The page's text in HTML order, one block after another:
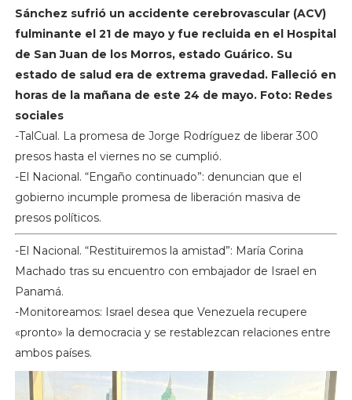
Sánchez sufrió un accidente cerebrovascular (ACV)
fulminante el 21 de mayo y fue recluida en el Hospital
de San Juan de los Morros, estado Guárico. Su
estado de salud era de extrema gravedad. Falleció en
horas de la mañana de este 24 de mayo. Foto: Redes
sociales
-TalCual. La promesa de Jorge Rodríguez de liberar 300
presos hasta el viernes no se cumplió.
-El Nacional. “Engaño continuado”: denuncian que el
gobierno incumple promesa de liberación masiva de
presos políticos.
-El Nacional. “Restituiremos la amistad”: María Corina
Machado tras su encuentro con embajador de Israel en
Panamá.
-Monitoreamos: Israel desea que Venezuela recupere
«pronto» la democracia y se restablezcan relaciones entre
ambos países.